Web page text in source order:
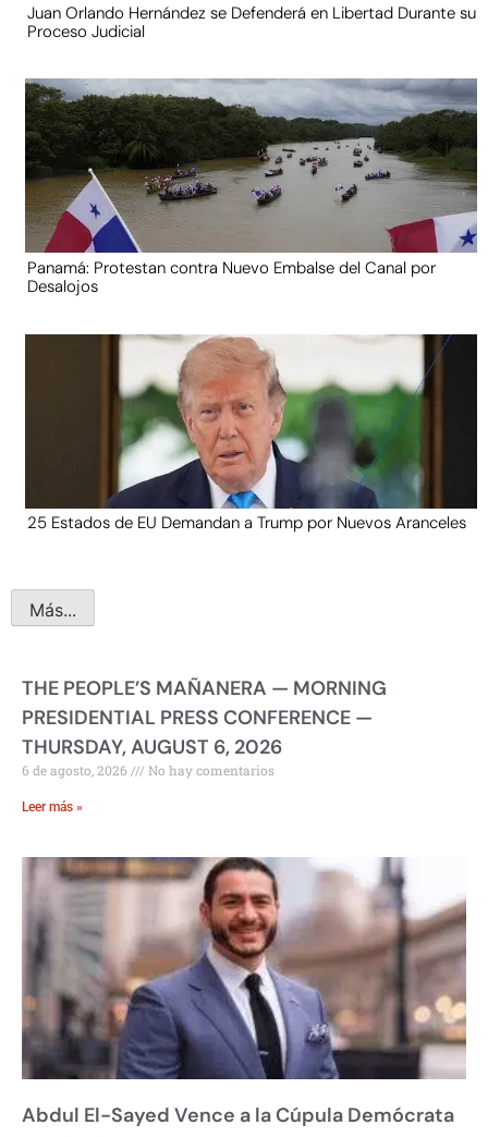
Juan Orlando Hernández se Defenderá en Libertad Durante su
Proceso Judicial
Panamá: Protestan contra Nuevo Embalse del Canal por
Desalojos
25 Estados de EU Demandan a Trump por Nuevos Aranceles
Más...
THE PEOPLE’S MAÑANERA — MORNING
PRESIDENTIAL PRESS CONFERENCE —
THURSDAY, AUGUST 6, 2026
6 de agosto, 2026 No hay comentarios
Leer más »
Abdul El-Sayed Vence a la Cúpula Demócrata